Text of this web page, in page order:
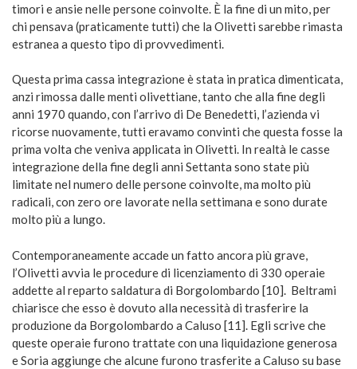
timori e ansie nelle persone coinvolte. È la fine di un mito, per
chi pensava (praticamente tutti) che la Olivetti sarebbe rimasta
estranea a questo tipo di provvedimenti.
Questa prima cassa integrazione è stata in pratica dimenticata,
anzi rimossa dalle menti olivettiane, tanto che alla fine degli
anni 1970 quando, con l’arrivo di De Benedetti, l’azienda vi
ricorse nuovamente, tutti eravamo convinti che questa fosse la
prima volta che veniva applicata in Olivetti. In realtà le casse
integrazione della fine degli anni Settanta sono state più
limitate nel numero delle persone coinvolte, ma molto più
radicali, con zero ore lavorate nella settimana e sono durate
molto più a lungo.
Contemporaneamente accade un fatto ancora più grave,
l’Olivetti avvia le procedure di licenziamento di 330 operaie
addette al reparto saldatura di Borgolombardo [10]. Beltrami
chiarisce che esso è dovuto alla necessità di trasferire la
produzione da Borgolombardo a Caluso [11]. Egli scrive che
queste operaie furono trattate con una liquidazione generosa
e Soria aggiunge che alcune furono trasferite a Caluso su base